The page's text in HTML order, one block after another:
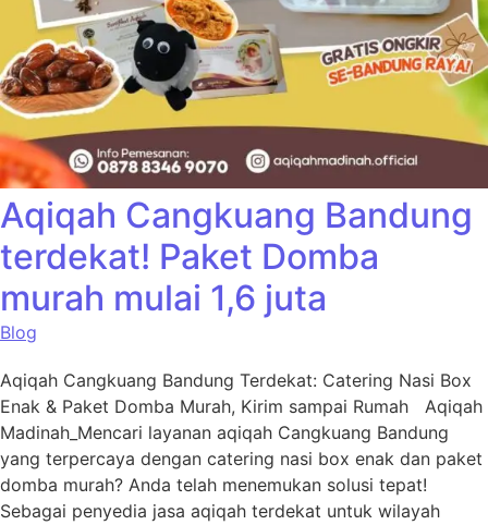
Aqiqah Cangkuang Bandung
terdekat! Paket Domba
murah mulai 1,6 juta
Blog
Aqiqah Cangkuang Bandung Terdekat: Catering Nasi Box
Enak & Paket Domba Murah, Kirim sampai Rumah Aqiqah
Madinah_Mencari layanan aqiqah Cangkuang Bandung
yang terpercaya dengan catering nasi box enak dan paket
domba murah? Anda telah menemukan solusi tepat!
Sebagai penyedia jasa aqiqah terdekat untuk wilayah